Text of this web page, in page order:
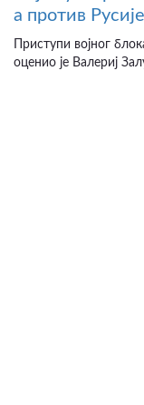
а против
Приступи војног
оценио је Валериј